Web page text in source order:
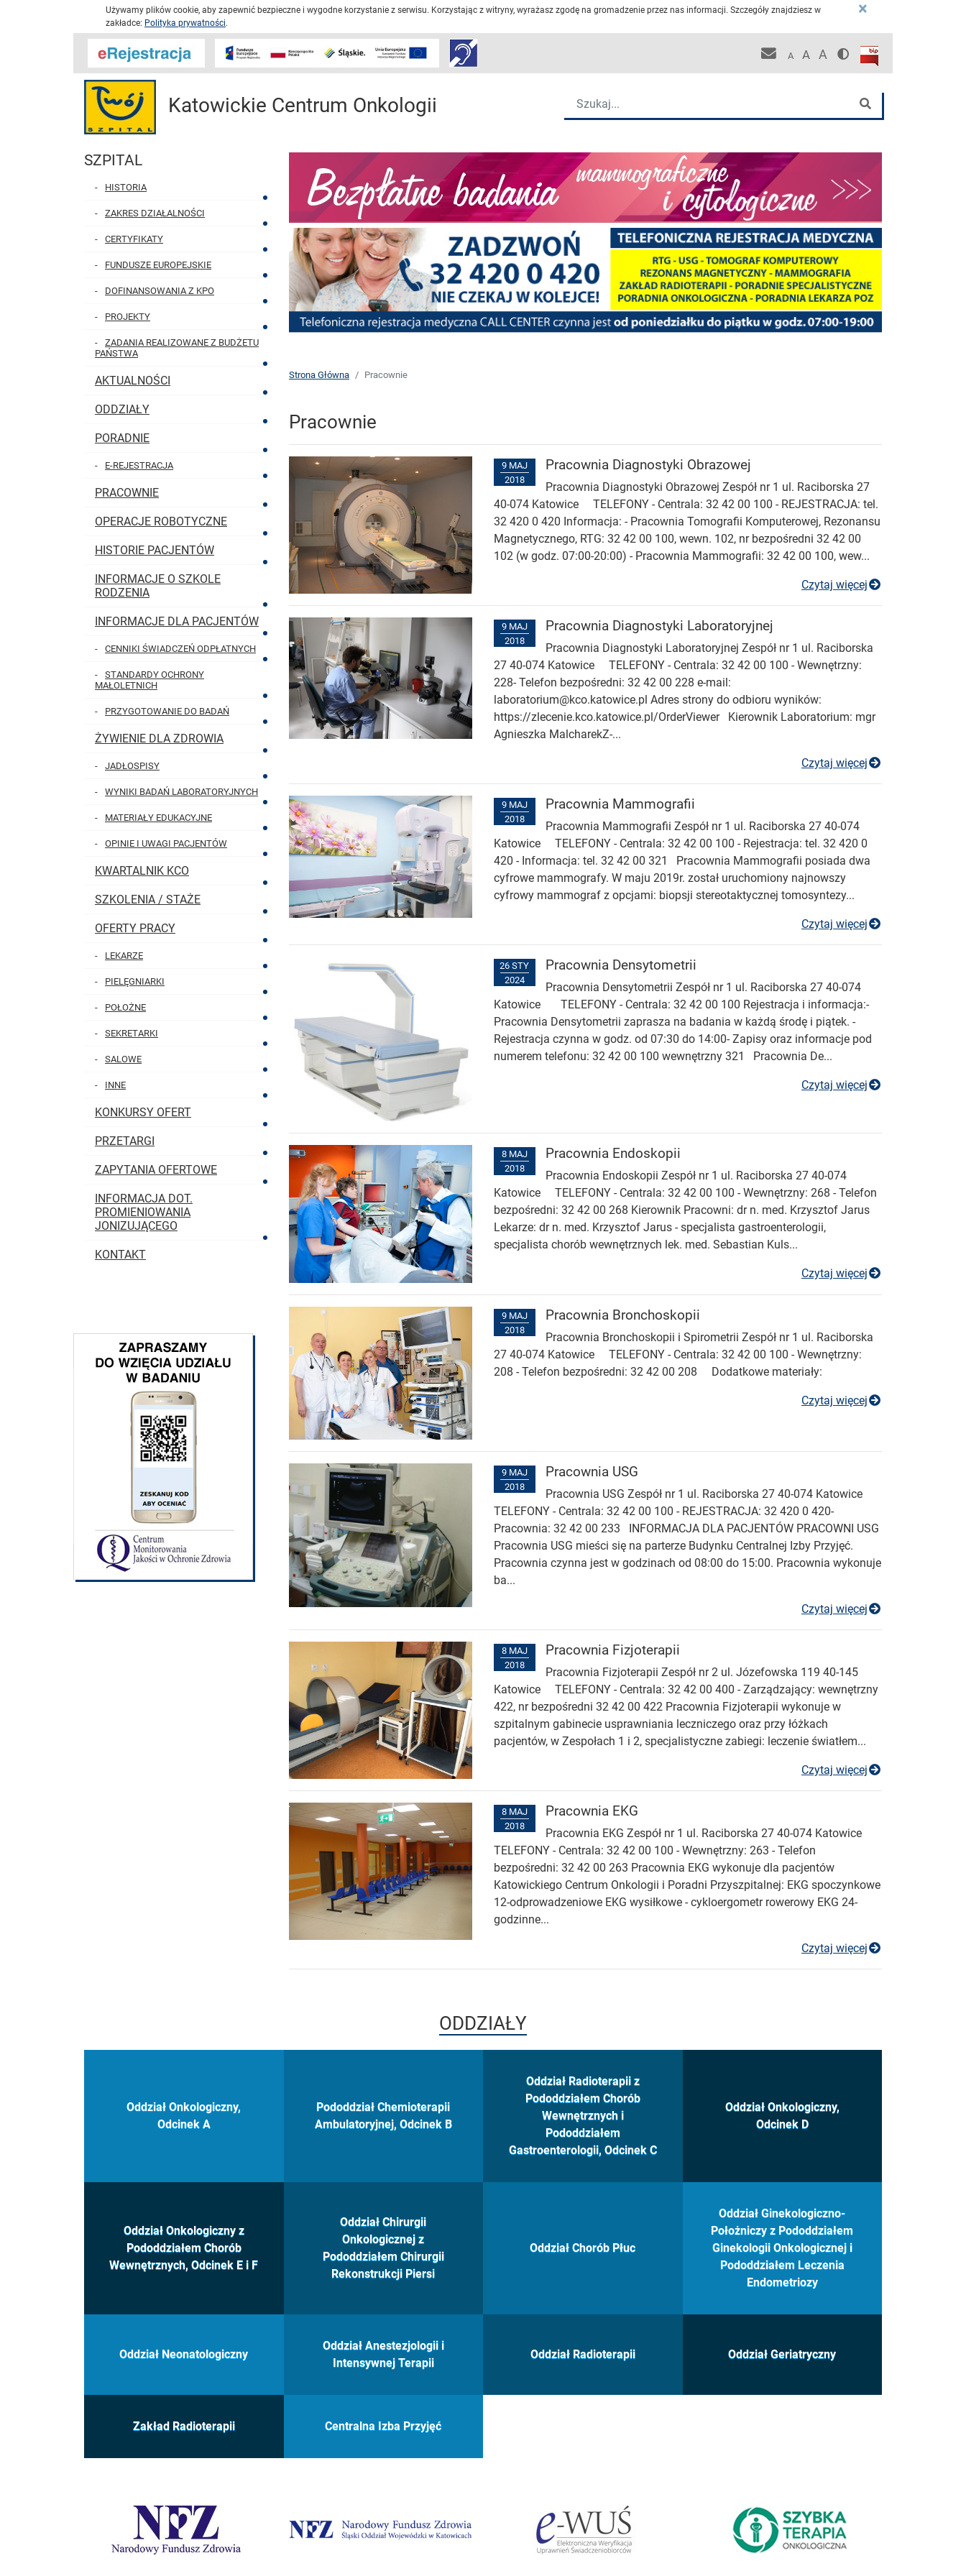
Używamy plików cookie, aby zapewnić bezpieczne i wygodne korzystanie z serwisu. Korzystając z witryny, wyrażasz zgodę na gromadzenie przez nas informacji. Szczegóły znajdziesz w
zakładce: Polityka prywatności.
×
Pracownicza poczta KCO
A A A Wersja kontrastowa
Biuletyn Informacji
Katowickie Centrum Onkologii
SZPITAL
HISTORIA
ZAKRES DZIAŁALNOŚCI
CERTYFIKATY
FUNDUSZE EUROPEJSKIE
DOFINANSOWANIA Z KPO
PROJEKTY
ZADANIA REALIZOWANE Z BUDŻETU
PAŃSTWA
AKTUALNOŚCI
ODDZIAŁY
PORADNIE
E-REJESTRACJA
PRACOWNIE
OPERACJE ROBOTYCZNE
HISTORIE PACJENTÓW
INFORMACJE O SZKOLE
RODZENIA
INFORMACJE DLA PACJENTÓW
CENNIKI ŚWIADCZEŃ ODPŁATNYCH
STANDARDY OCHRONY
MAŁOLETNICH
PRZYGOTOWANIE DO BADAŃ
ŻYWIENIE DLA ZDROWIA
JADŁOSPISY
WYNIKI BADAŃ LABORATORYJNYCH
MATERIAŁY EDUKACYJNE
OPINIE I UWAGI PACJENTÓW
KWARTALNIK KCO
SZKOLENIA / STAŻE
OFERTY PRACY
LEKARZE
PIELĘGNIARKI
POŁOŻNE
SEKRETARKI
SALOWE
INNE
KONKURSY OFERT
PRZETARGI
ZAPYTANIA OFERTOWE
INFORMACJA DOT.
PROMIENIOWANIA
JONIZUJĄCEGO
KONTAKT
Strona Główna Pracownie
Pracownie
9 MAJ
2018
Pracownia Diagnostyki Obrazowej
Pracownia Diagnostyki Obrazowej Zespół nr 1 ul. Raciborska 27
40-074 Katowice TELEFONY - Centrala: 32 42 00 100 - REJESTRACJA: tel.
32 420 0 420 Informacja: - Pracownia Tomografii Komputerowej, Rezonansu
Magnetycznego, RTG: 32 42 00 100, wewn. 102, nr bezpośredni 32 42 00
102 (w godz. 07:00-20:00) - Pracownia Mammografii: 32 42 00 100, wew...
Czytaj więcej
9 MAJ
2018
Pracownia Diagnostyki Laboratoryjnej
Pracownia Diagnostyki Laboratoryjnej Zespół nr 1 ul. Raciborska
27 40-074 Katowice TELEFONY - Centrala: 32 42 00 100 - Wewnętrzny:
228- Telefon bezpośredni: 32 42 00 228 e-mail:
laboratorium@kco.katowice.pl Adres strony do odbioru wyników:
https://zlecenie.kco.katowice.pl/OrderViewer Kierownik Laboratorium: mgr
Agnieszka MalcharekZ-...
Czytaj więcej
9 MAJ
2018
Pracownia Mammografii
Pracownia Mammografii Zespół nr 1 ul. Raciborska 27 40-074
Katowice TELEFONY - Centrala: 32 42 00 100 - Rejestracja: tel. 32 420 0
420 - Informacja: tel. 32 42 00 321 Pracownia Mammografii posiada dwa
cyfrowe mammografy. W maju 2019r. został uruchomiony najnowszy
cyfrowy mammograf z opcjami: biopsji stereotaktycznej tomosyntezy...
Czytaj więcej
26 STY
2024
Pracownia Densytometrii
Pracownia Densytometrii Zespół nr 1 ul. Raciborska 27 40-074
Katowice TELEFONY - Centrala: 32 42 00 100 Rejestracja i informacja:-
Pracownia Densytometrii zaprasza na badania w każdą środę i piątek. -
Rejestracja czynna w godz. od 07:30 do 14:00- Zapisy oraz informacje pod
numerem telefonu: 32 42 00 100 wewnętrzny 321 Pracownia De...
Czytaj więcej
8 MAJ
2018
Pracownia Endoskopii
Pracownia Endoskopii Zespół nr 1 ul. Raciborska 27 40-074
Katowice TELEFONY - Centrala: 32 42 00 100 - Wewnętrzny: 268 - Telefon
bezpośredni: 32 42 00 268 Kierownik Pracowni: dr n. med. Krzysztof Jarus
Lekarze: dr n. med. Krzysztof Jarus - specjalista gastroenterologii,
specjalista chorób wewnętrznych lek. med. Sebastian Kuls...
Czytaj więcej
9 MAJ
2018
Pracownia Bronchoskopii
Pracownia Bronchoskopii i Spirometrii Zespół nr 1 ul. Raciborska
27 40-074 Katowice TELEFONY - Centrala: 32 42 00 100 - Wewnętrzny:
208 - Telefon bezpośredni: 32 42 00 208 Dodatkowe materiały:
Czytaj więcej
9 MAJ
2018
Pracownia USG
Pracownia USG Zespół nr 1 ul. Raciborska 27 40-074 Katowice
TELEFONY - Centrala: 32 42 00 100 - REJESTRACJA: 32 420 0 420-
Pracownia: 32 42 00 233 INFORMACJA DLA PACJENTÓW PRACOWNI USG
Pracownia USG mieści się na parterze Budynku Centralnej Izby Przyjęć.
Pracownia czynna jest w godzinach od 08:00 do 15:00. Pracownia wykonuje
ba...
Czytaj więcej
8 MAJ
2018
Pracownia Fizjoterapii
Pracownia Fizjoterapii Zespół nr 2 ul. Józefowska 119 40-145
Katowice TELEFONY - Centrala: 32 42 00 400 - Zarządzający: wewnętrzny
422, nr bezpośredni 32 42 00 422 Pracownia Fizjoterapii wykonuje w
szpitalnym gabinecie usprawniania leczniczego oraz przy łóżkach
pacjentów, w Zespołach 1 i 2, specjalistyczne zabiegi: leczenie światłem...
Czytaj więcej
8 MAJ
2018
Pracownia EKG
Pracownia EKG Zespół nr 1 ul. Raciborska 27 40-074 Katowice
TELEFONY - Centrala: 32 42 00 100 - Wewnętrzny: 263 - Telefon
bezpośredni: 32 42 00 263 Pracownia EKG wykonuje dla pacjentów
Katowickiego Centrum Onkologii i Poradni Przyszpitalnej: EKG spoczynkowe
12-odprowadzeniowe EKG wysiłkowe - cykloergometr rowerowy EKG 24-
godzinne...
Czytaj więcej
ODDZIAŁY
Oddział Onkologiczny,
Odcinek A
Pododdział Chemioterapii
Ambulatoryjnej, Odcinek B
Oddział Radioterapii z
Pododdziałem Chorób
Wewnętrznych i
Pododdziałem
Gastroenterologii, Odcinek C
Oddział Onkologiczny,
Odcinek D
Oddział Onkologiczny z
Pododdziałem Chorób
Wewnętrznych, Odcinek E i F
Oddział Chirurgii
Onkologicznej z
Pododdziałem Chirurgii
Rekonstrukcji Piersi
Oddział Chorób Płuc
Oddział Ginekologiczno-
Położniczy z Pododdziałem
Ginekologii Onkologicznej i
Pododdziałem Leczenia
Endometriozy
Oddział Neonatologiczny
Oddział Anestezjologii i
Intensywnej Terapii
Oddział Radioterapii Oddział Geriatryczny
Zakład Radioterapii Centralna Izba Przyjęć